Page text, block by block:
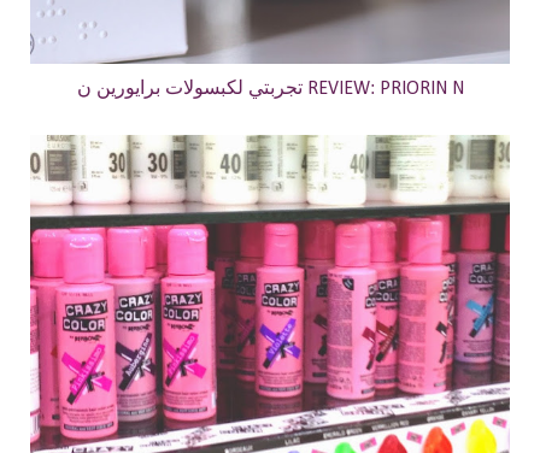
تجربتي لكبسولات برايورين ن REVIEW: PRIORIN N